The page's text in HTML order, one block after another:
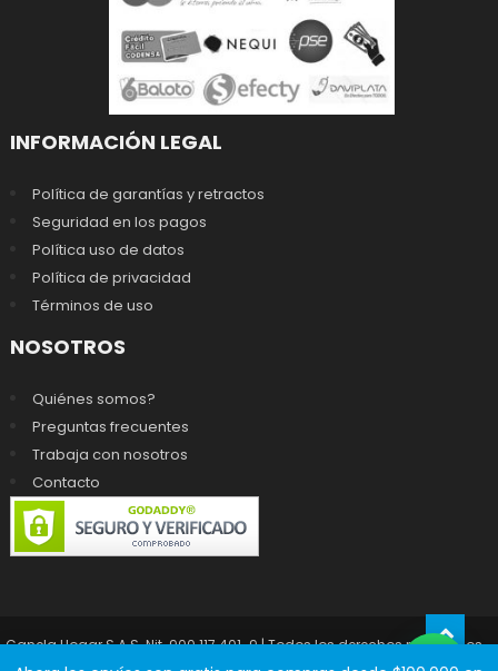
INFORMACIÓN LEGAL
Política de garantías y retractos
Seguridad en los pagos
Política uso de datos
Política de privacidad
Términos de uso
NOSOTROS
Quiénes somos?
Preguntas frecuentes
Trabaja con nosotros
Contacto
Canela Hogar S.A.S. Nit. 900.117.401-9 | Todos los derechos reservados -